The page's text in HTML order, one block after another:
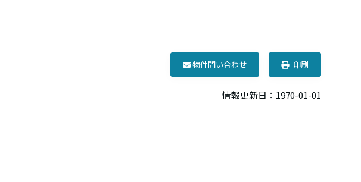
物件問い合わせ 印刷
情報更新日：1970-01-01